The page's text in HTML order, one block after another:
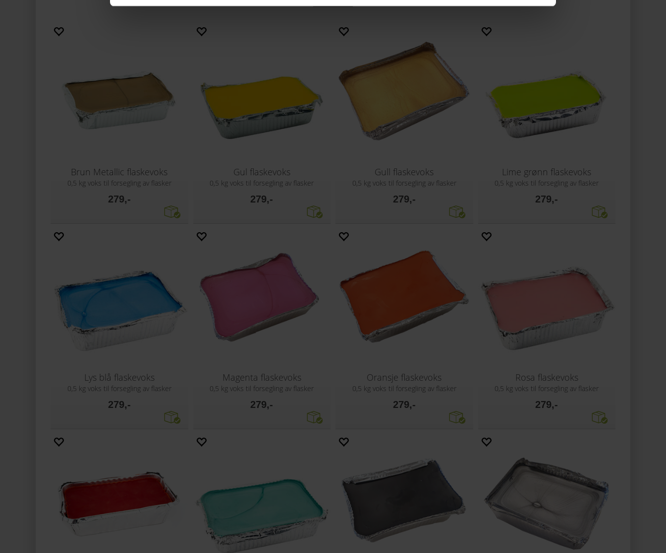
Brun Metallic flaskevoks
0,5 kg voks til forsegling av flasker
279,-
Gul flaskevoks
0,5 kg voks til forsegling av flasker
279,-
Gull flaskevoks
0,5 kg voks til forsegling av flasker
279,-
Lime grønn flaskevoks
0,5 kg voks til forsegling av flasker
279,-
Lys blå flaskevoks
0,5 kg voks til forsegling av flasker
279,-
Magenta flaskevoks
0,5 kg voks til forsegling av flasker
279,-
Oransje flaskevoks
0,5 kg voks til forsegling av flasker
279,-
Rosa flaskevoks
0,5 kg voks til forsegling av flasker
279,-